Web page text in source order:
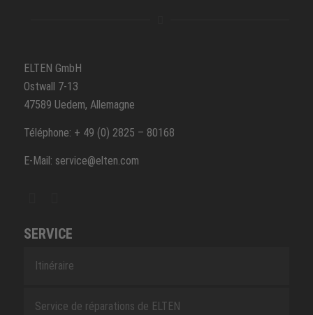
ELTEN GmbH
Ostwall 7-13
47589 Uedem, Allemagne
Téléphone: + 49 (0) 2825 – 80168
E-Mail: service@elten.com
SERVICE
Itinéraire
Service de réparations de ELTEN